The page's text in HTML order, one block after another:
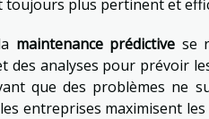
plus pertinent et
maintenance prédictive se
des analyses pour prévoir
que des problèmes ne
entreprises maximisent